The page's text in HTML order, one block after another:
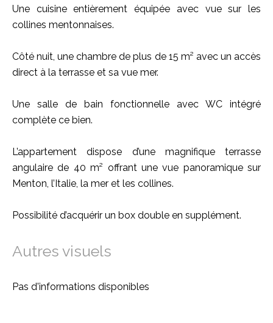
Une cuisine entièrement équipée avec vue sur les
collines mentonnaises.
Côté nuit, une chambre de plus de 15 m² avec un accès
direct à la terrasse et sa vue mer.
Une salle de bain fonctionnelle avec WC intégré
complète ce bien.
L’appartement dispose d’une magnifique terrasse
angulaire de 40 m² offrant une vue panoramique sur
Menton, l’Italie, la mer et les collines.
Possibilité d’acquérir un box double en supplément.
Autres visuels
Pas d'informations disponibles